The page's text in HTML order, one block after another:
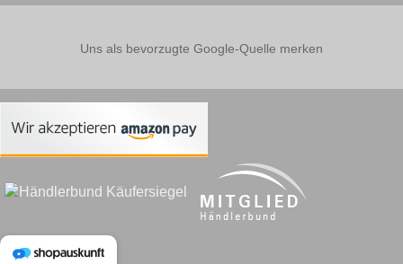
Uns als bevorzugte Google-Quelle merken